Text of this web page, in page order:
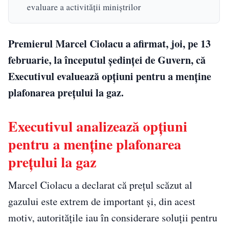
evaluare a activității miniștrilor
Premierul Marcel Ciolacu a afirmat, joi, pe 13
februarie, la începutul ședinței de Guvern, că
Executivul evaluează opțiuni pentru a menține
plafonarea prețului la gaz.
Executivul analizează opțiuni
pentru a menține plafonarea
prețului la gaz
Marcel Ciolacu a declarat că prețul scăzut al
gazului este extrem de important și, din acest
motiv, autoritățile iau în considerare soluții pentru